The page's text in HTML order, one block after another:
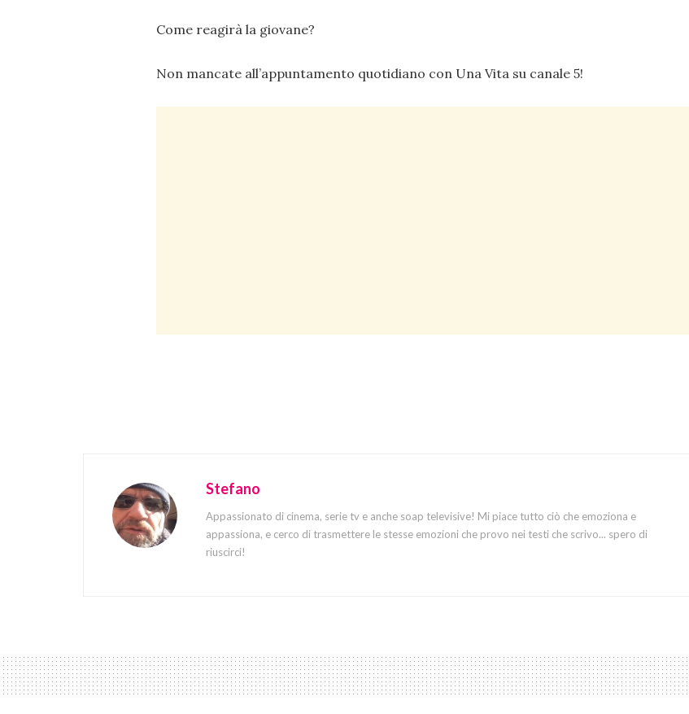
Come reagirà la giovane?
Non mancate all’appuntamento quotidiano con Una Vita su canale 5!
Stefano
Appassionato di cinema, serie tv e anche soap televisive! Mi piace tutto ciò che emoziona e
appassiona, e cerco di trasmettere le stesse emozioni che provo nei testi che scrivo... spero di
riuscirci!